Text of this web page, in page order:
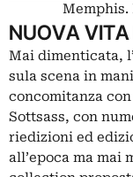
Memphis.
NUOVA VITA
Mai dimenticata,
sula scena in
concomitanza
Sottsass, con
riedizioni ed
all’epoca ma mai